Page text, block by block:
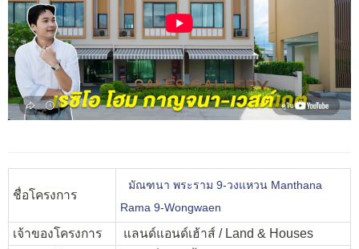
ชื่อโครงการ
มัณฑนา พระราม 9-วงแหวน Manthana
Rama 9-Wongwaen
เจ้าของโครงการ
แลนด์แอนด์เฮ้าส์ / Land & Houses